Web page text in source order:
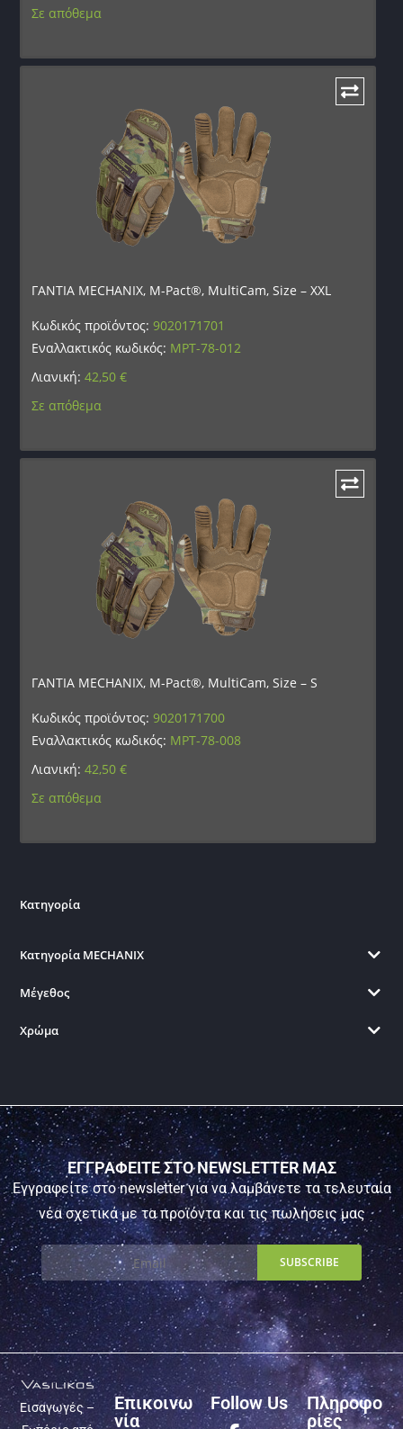
Σε απόθεμα
ΓΑΝΤΙΑ MECHANIX, M-Pact®, MultiCam, Size – XXL
Κωδικός προϊόντος:9020171701
Εναλλακτικός κωδικός: MPT-78-012
Λιανική:42,50€
Σε απόθεμα
ΓΑΝΤΙΑ MECHANIX, M-Pact®, MultiCam, Size – S
Κωδικός προϊόντος:9020171700
Εναλλακτικός κωδικός: MPT-78-008
Λιανική:42,50€
Σε απόθεμα
Κατηγορία
Κατηγορία MECHANIX
Μέγεθος
Χρώμα
ΕΓΓΡΑΦΕΙΤΕ ΣΤΟ NEWSLETTER ΜΑΣ
Εγγραφείτε στο newsletter για να λαμβάνετε τα τελευταία
νέα σχετικά με τα προϊόντα και τις πωλήσεις μας
Εισαγωγές –
Επικοινω
νία
Follow Us
Πληροφο
ρίες